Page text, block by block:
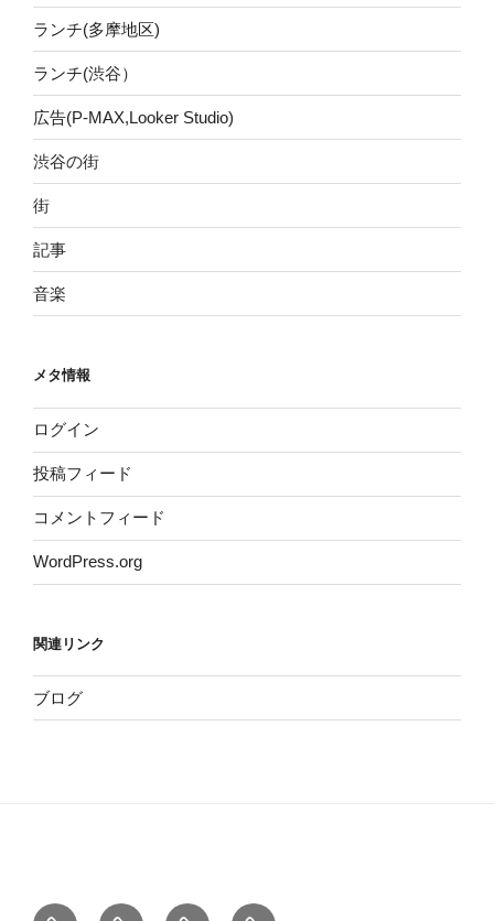
ランチ(多摩地区)
ランチ(渋谷）
広告(P-MAX,Looker Studio)
渋谷の街
街
記事
音楽
メタ情報
ログイン
投稿フィード
コメントフィード
WordPress.org
関連リンク
ブログ
ホ サ こ お